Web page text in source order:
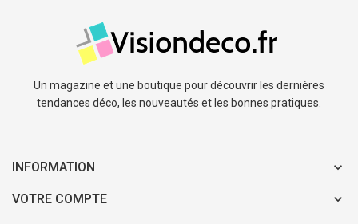
Un magazine et une boutique pour découvrir les dernières
tendances déco, les nouveautés et les bonnes pratiques.
INFORMATION
VOTRE COMPTE